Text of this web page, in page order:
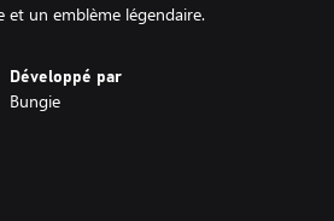
et un emblème légendaire.
Développé par
Bungie